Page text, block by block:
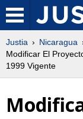
Justia Nicaragua
Modificar El
1999 Vigente